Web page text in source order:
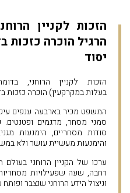
הזכות לקניין
הרגיל הוכרה כזכות
יסוד
הזכות לקניין הרוחני,
בעלות במקרקעין) הוכרה כזכות
המשפט מכיר בארבעה ענפים
סמני מסחר, מדגמים
סודות מסחריים, הימנעות
והימנעות מעשיית עושר ולא
ערכו של הקניין הרוחני
רחבה, שעה שפעילויות
וניצול הידע הרוחני שנצבר ופותח